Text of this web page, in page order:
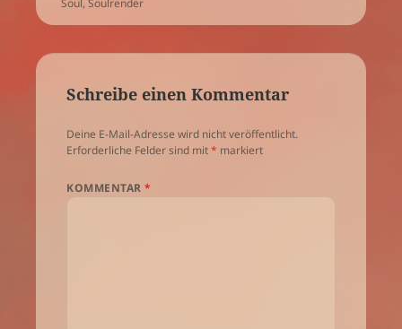
Soul,Soulrender
Schreibe einen Kommentar
Deine E-Mail-Adresse wird nicht veröffentlicht.
Erforderliche Felder sind mit* markiert
KOMMENTAR*